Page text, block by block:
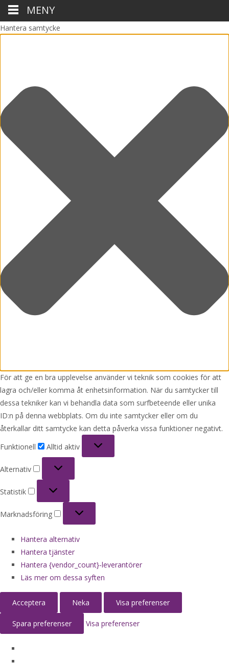
Hantera samtycke
För att ge en bra upplevelse använder vi teknik som cookies för att
lagra och/eller komma åt enhetsinformation. När du samtycker till
dessa tekniker kan vi behandla data som surfbeteende eller unika
ID:n på denna webbplats. Om du inte samtycker eller om du
återkallar ditt samtycke kan detta påverka vissa funktioner negativt.
Funktionell
Alltid aktiv
Alternativ
Statistik
Marknadsföring
Hantera alternativ
Hantera tjänster
Hantera {vendor_count}-leverantörer
Läs mer om dessa syften
Acceptera Neka Visa preferenser
Spara preferenser Visa preferenser
MENY